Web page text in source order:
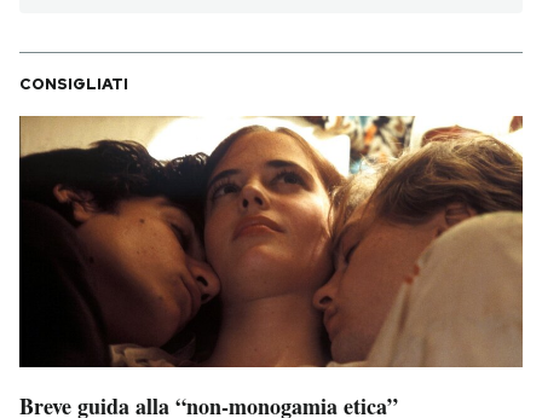
CONSIGLIATI
Breve guida alla “non-monogamia etica”